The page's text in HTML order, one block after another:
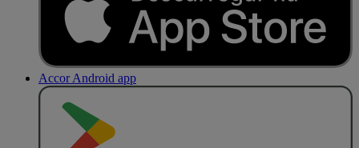
Accor Android app